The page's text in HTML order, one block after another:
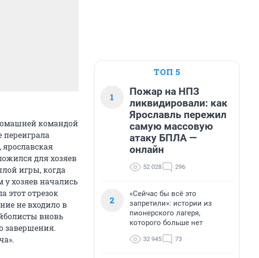
командой
, ярославская
для хозяев
игры, когда
у хозяев начались
этот отрезок
не входило в
вновь
завершения.
ТОП 5
1
Пожар на НПЗ
ликвидировали: как
Ярославль пережил
самую массовую
атаку БПЛА —
онлайн
52 028 296
2
«Сейчас бы всё это
запретили»: истории из
пионерского лагеря,
которого больше нет
32 945 73